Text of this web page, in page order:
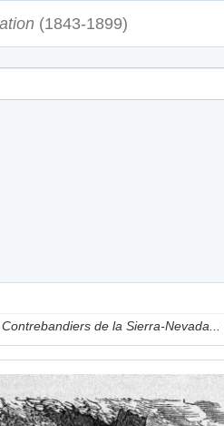
(1843-1899)
de la Sierra-Nevada...